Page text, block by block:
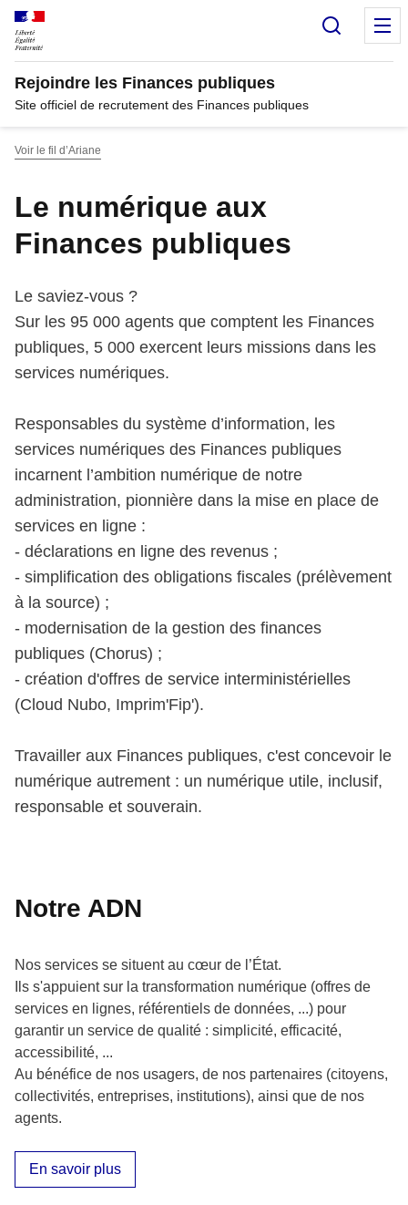
Panneau de gestion des cookies
Rejoindre les Finances publiques
Site officiel de recrutement des Finances publiques
Voir le fil d’Ariane
Le numérique aux
Finances publiques
Le saviez-vous ?
Sur les 95 000 agents que comptent les Finances
publiques, 5 000 exercent leurs missions dans les
services numériques.
Responsables du système d’information, les
services numériques des Finances publiques
incarnent l’ambition numérique de notre
administration, pionnière dans la mise en place de
services en ligne :
- déclarations en ligne des revenus ;
- simplification des obligations fiscales (prélèvement
à la source) ;
- modernisation de la gestion des finances
publiques (Chorus) ;
- création d'offres de service interministérielles
(Cloud Nubo, Imprim'Fip').
Travailler aux Finances publiques, c'est concevoir le
numérique autrement : un numérique utile, inclusif,
responsable et souverain.
Notre ADN
Nos services se situent au cœur de l’État.
Ils s'appuient sur la transformation numérique (offres de
services en lignes, référentiels de données, ...) pour
garantir un service de qualité : simplicité, efficacité,
accessibilité, ...
Au bénéfice de nos usagers, de nos partenaires (citoyens,
collectivités, entreprises, institutions), ainsi que de nos
agents.
En savoir plus